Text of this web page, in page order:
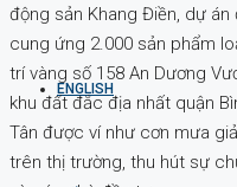
ENGLISH
động sản Khang Điền, dự án
cung ứng 2.000 sản phẩm
trí vàng số 158 An Dương
khu đất đắc địa nhất quận
Tân được ví như cơn mưa
trên thị trường, thu hút sự